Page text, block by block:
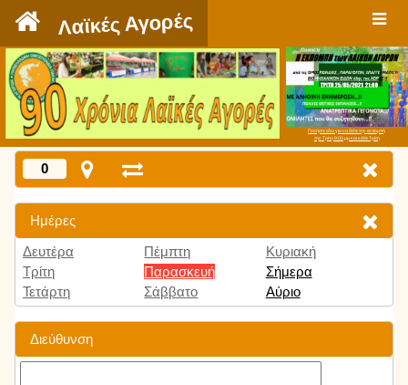
Λαϊκές Αγορές
Πατήστε εδώ για να δείτε την εκπομπή
την Τρίτη 9:00 μμ και κάθε Τρίτη
0
Ημέρες
Δευτέρα
Τρίτη
Τετάρτη
Πέμπτη
Παρασκευή
Σάββατο
Κυριακή
Σήμερα
Αύριο
Διεύθυνση